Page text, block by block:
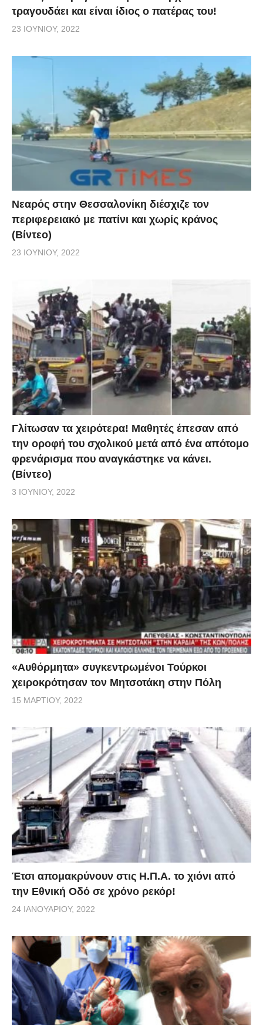
τραγουδάει και είναι ίδιος ο πατέρας του!
23 ΙΟΥΝΊΟΥ, 2022
Νεαρός στην Θεσσαλονίκη διέσχιζε τον
περιφερειακό με πατίνι και χωρίς κράνος
(Βίντεο)
23 ΙΟΥΝΊΟΥ, 2022
Γλίτωσαν τα χειρότερα! Μαθητές έπεσαν από
την οροφή του σχολικού μετά από ένα απότομο
φρενάρισμα που αναγκάστηκε να κάνει.
(Βίντεο)
3 ΙΟΥΝΊΟΥ, 2022
«Αυθόρμητα» συγκεντρωμένοι Τούρκοι
χειροκρότησαν τον Μητσοτάκη στην Πόλη
15 ΜΑΡΤΊΟΥ, 2022
Έτσι απομακρύνουν στις Η.Π.Α. το χιόνι από
την Εθνική Οδό σε χρόνο ρεκόρ!
24 ΙΑΝΟΥΑΡΊΟΥ, 2022